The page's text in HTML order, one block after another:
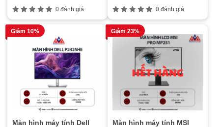
0 đánh giá 0 đánh giá
Giảm 10%
Màn hình máy tính Dell
Giảm 23%
Màn hình máy tính MSI